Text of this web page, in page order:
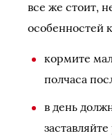
все же стоит,
особенностей
кормите
полчаса
в день